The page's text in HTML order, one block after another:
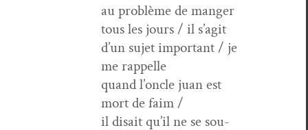
au prob­lème de manger
tous les jours / il s’agit
d’un sujet impor­tant / je
me rappelle
quand l’oncle juan est
mort de faim /
il dis­ait qu’il ne se sou­